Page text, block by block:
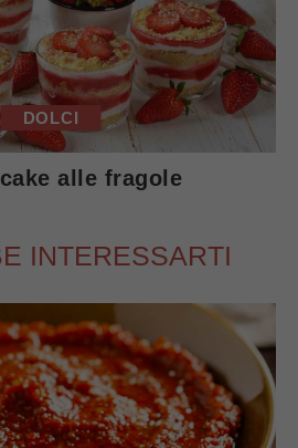
DOLCI
alle fragole
INTERESSARTI